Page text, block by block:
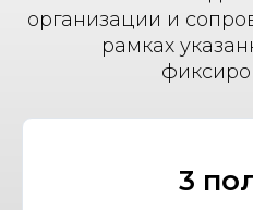
организации и
рамках
3